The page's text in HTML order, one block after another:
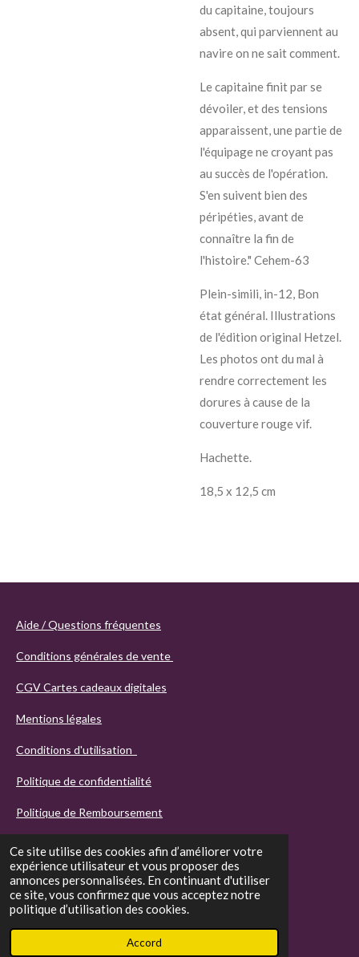
Ce site utilise des cookies afin d’améliorer votre
expérience utilisateur et vous proposer des
annonces personnalisées. En continuant d'utiliser
ce site, vous confirmez que vous acceptez notre
politique d’utilisation des cookies.
Accord
du capitaine, toujours
absent, qui parviennent au
navire on ne sait comment.
Le capitaine finit par se
dévoiler, et des tensions
apparaissent, une partie de
l'équipage ne croyant pas
au succès de l'opération.
S'en suivent bien des
péripéties, avant de
connaître la fin de
l'histoire." Cehem-63
Plein-simili, in-12, Bon
état général. Illustrations
de l'édition original Hetzel.
Les photos ont du mal à
rendre correctement les
dorures à cause de la
couverture rouge vif.
Hachette.
18,5 x 12,5 cm
Aide / Questions fréquentes
Conditions générales de vente
CGV Cartes cadeaux digitales
Mentions légales
Conditions d'utilisation
Politique de confidentialité
Politique de Remboursement